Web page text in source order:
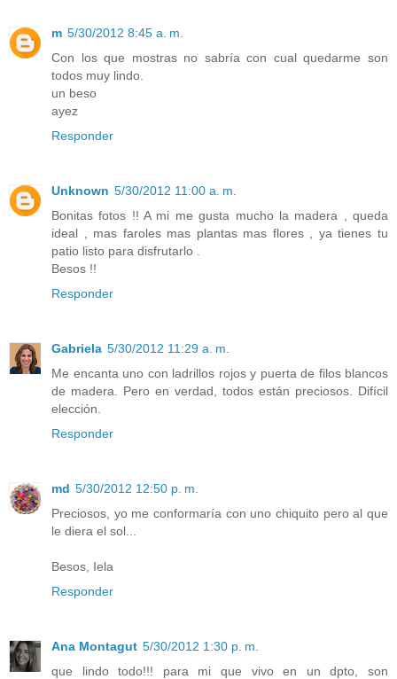
m 5/30/2012 8:45 a. m.
Con los que mostras no sabría con cual quedarme son
todos muy lindo.
un beso
ayez
Responder
Unknown 5/30/2012 11:00 a. m.
Bonitas fotos !! A mi me gusta mucho la madera , queda
ideal , mas faroles mas plantas mas flores , ya tienes tu
patio listo para disfrutarlo .
Besos !!
Responder
Gabriela 5/30/2012 11:29 a. m.
Me encanta uno con ladrillos rojos y puerta de filos blancos
de madera. Pero en verdad, todos están preciosos. Difícil
elección.
Responder
md 5/30/2012 12:50 p. m.
Preciosos, yo me conformaría con uno chiquito pero al que
le diera el sol...
Besos, Iela
Responder
Ana Montagut 5/30/2012 1:30 p. m.
que lindo todo!!! para mi que vivo en un dpto, son